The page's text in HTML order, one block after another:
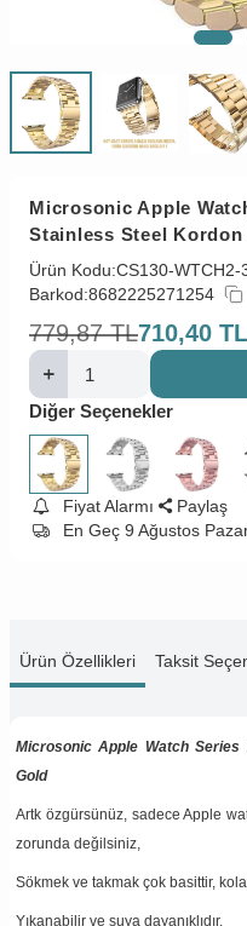
Microsonic Apple
Stainless Steel Kordon
Ürün Kodu:CS130-
Barkod:8682225271254
779,87 TL710,40 TL
Diğer Seçenekler
Fiyat Alarmı
Paylaş
En Geç 9 Ağustos
Ürün Özellikleri Taksit
Microsonic Apple Watch
Gold
Artk özgürsünüz, sadece Apple
zorunda değilsiniz,
Sökmek ve takmak çok basittir, kolay
Yıkanabilir ve suya dayanıklıdır.